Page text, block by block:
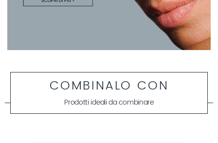
COMBINALO CON
Prodotti ideali da combinare